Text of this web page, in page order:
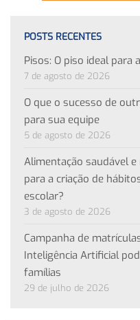
POSTS RECENTES
Pisos: O piso ideal para
7 de agosto de 2026
O que o sucesso de
para sua equipe
5 de agosto de 2026
Alimentação saudável
para a criação de
escolar?
3 de agosto de 2026
Campanha de
Inteligência Artificial
famílias
29 de julho de 2026